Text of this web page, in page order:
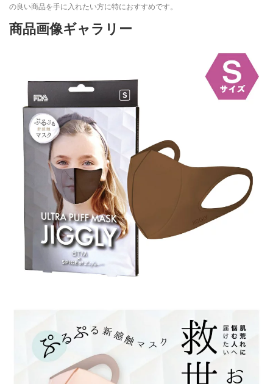
の良い商品を手に入れたい方に特におすすめです。
商品画像ギャラリー